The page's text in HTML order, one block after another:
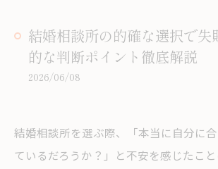
結婚相談所の的確な選択で失
的な判断ポイント徹底解説
2026/06/08
結婚相談所を選ぶ際、「本当に自分に
ているだろうか？」と不安を感じたこ